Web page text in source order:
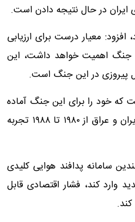
ایران در حال نتیجه‌ دادن است.
معیار درست برای ارزیابی
جنگ اهمیت خواهد داشت، این
پیروزی در این جنگ است.
که خود را برای این جنگ آماده
می‌کند، یعنی از زمانی که دولت نوپای ایران اولین آزمون نظامی بزرگ خود را در جنگ ایران و عراق از ۱۹۸۰ تا ۱۹۸۸ تجربه
سامانه پدافند هوایی کلیدی
وارد کند، فشار اقتصادی قابل